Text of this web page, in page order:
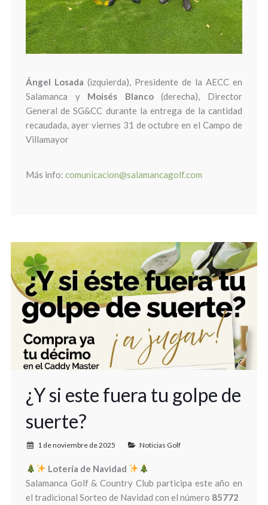
Ángel Losada (izquierda), Presidente de la AECC en
Salamanca y Moisés Blanco(derecha), Director
General de SG&CC durante la entrega de la cantidad
recaudada, ayer viernes 31 de octubre en el Campo de
Villamayor
Más info: comunicacion@salamancagolf.com
¿Y si este fuera tu golpe de
suerte?
1 de noviembre de 2025 Noticias Golf
Lotería de Navidad
Salamanca Golf & Country Club participa este año en
el tradicional Sorteo de Navidad con el número 85772